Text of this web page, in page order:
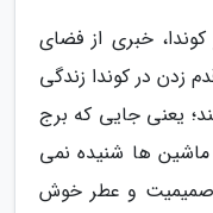
خبری از فضای
زدن در کوندا زندگی
یعنی جایی که برج
ها شنیده نمی
صمیمیت و عطر خوش